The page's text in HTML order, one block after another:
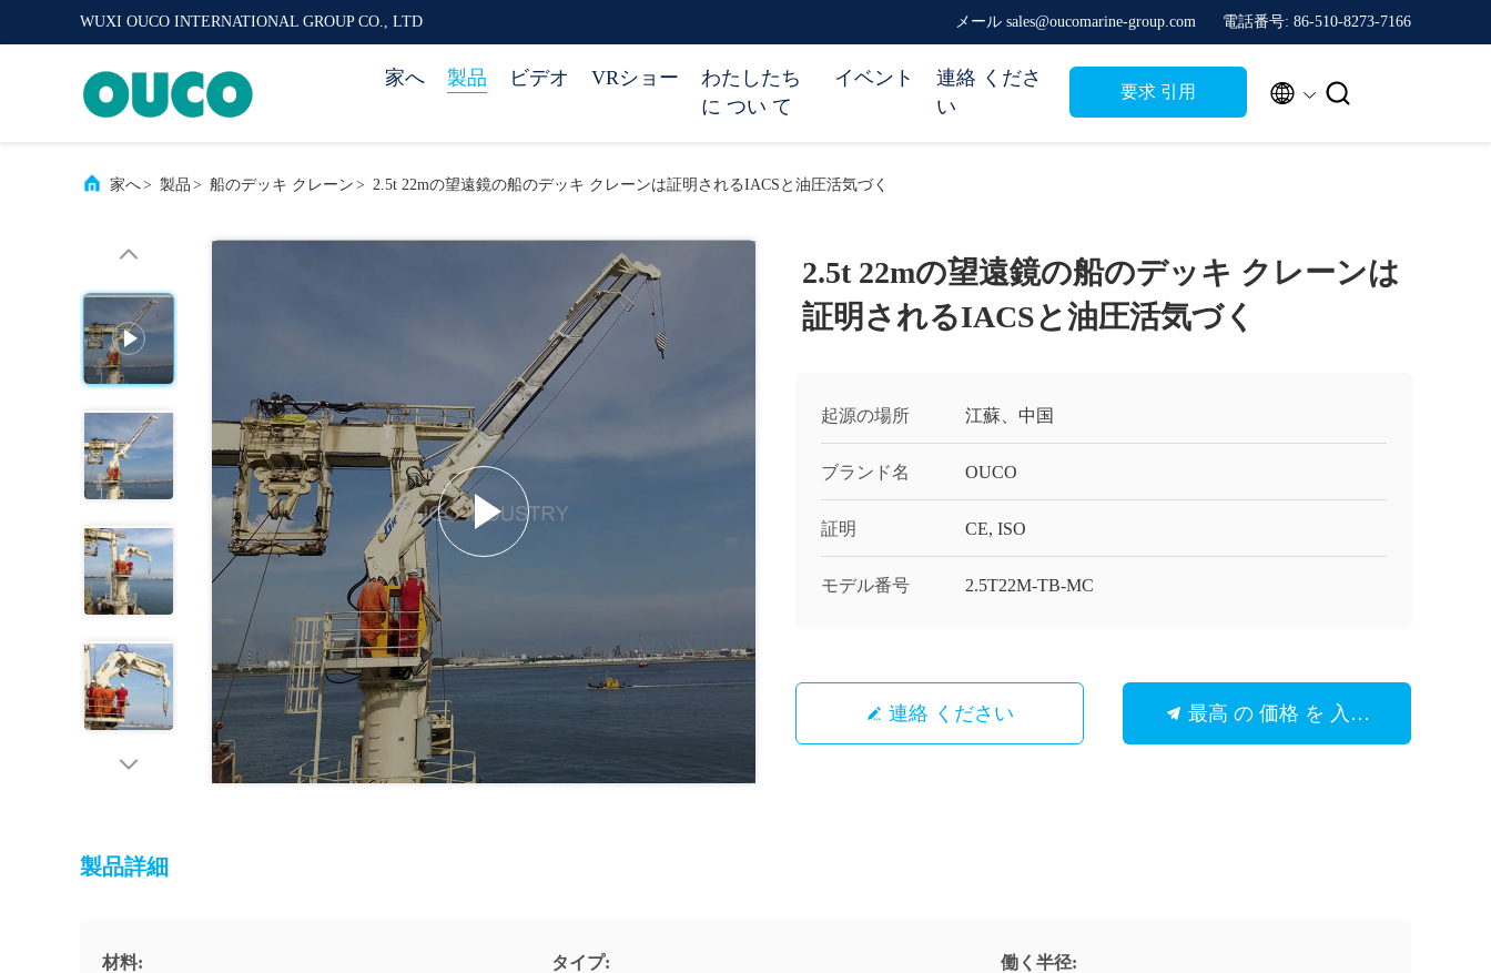
WUXI OUCO INTERNATIONAL GROUP CO., LTD メール sales@oucomarine-group.com 電話番号: 86-510-8273-7166
家へ 製品 ビデオ VRショー
わたしたち
に つい て
イベント
連絡 くださ
い
要求 引用  
家へ> 製品 > 船のデッキ クレーン > 2.5t 22mの望遠鏡の船のデッキ クレーンは証明されるIACSと油圧活気づく
2.5t 22mの望遠鏡の船のデッキ クレーンは
証明されるIACSと油圧活気づく
起源の場所 江蘇、中国
ブランド名 OUCO
証明 CE, ISO
モデル番号 2.5T22M-TB-MC
連絡 ください 最高 の 価格 を 入手 する
製品詳細
材料: タイプ: 働く半径: